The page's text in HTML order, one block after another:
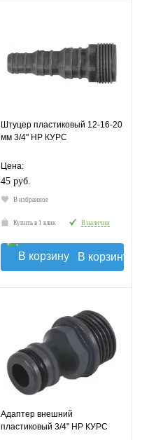
Штуцер пластиковый 12-16-20
мм 3/4" НР КУРС
Цена:
45 руб.
В избранное
Купить в 1 клик В наличии
В корзину
Адаптер внешний
пластиковый 3/4" НР КУРС